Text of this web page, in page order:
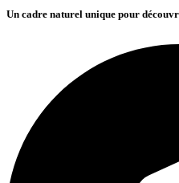
Un cadre naturel unique pour